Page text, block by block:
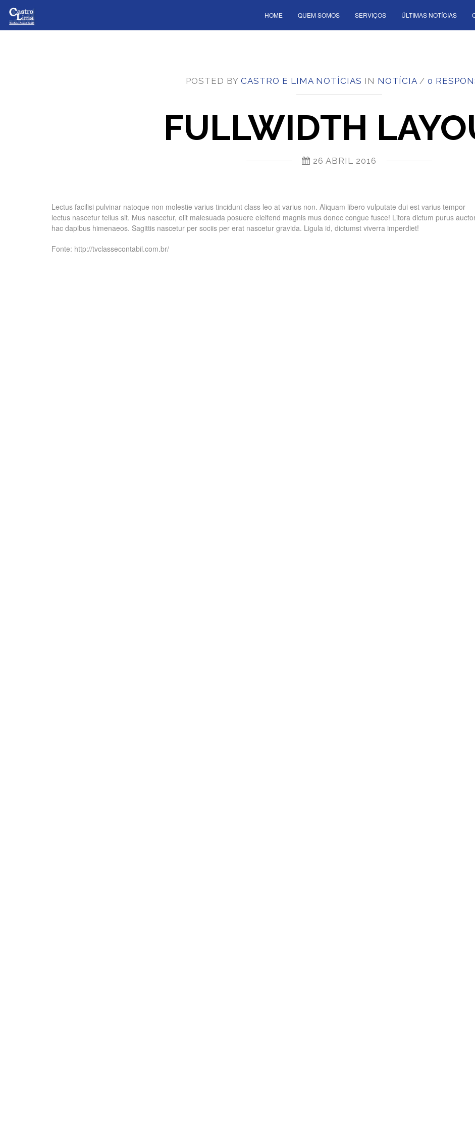
HOME QUEM SOMOS SERVIÇOS ÚLTIMAS NOTÍCIAS
POSTED BY CASTRO E LIMA NOTÍCIAS IN NOTÍCIA / 0
FULLWIDTH
26 ABRIL 2016
Lectus facilisi pulvinar natoque non molestie varius tincidunt class leo at varius non. Aliquam libero vulputate dui est varius tempor
lectus nascetur tellus sit. Mus nascetur, elit malesuada posuere eleifend magnis mus donec congue fusce! Litora dictum purus
hac dapibus himenaeos. Sagittis nascetur per sociis per erat nascetur gravida. Ligula id, dictumst viverra imperdiet!
Fonte: http://tvclassecontabil.com.br/